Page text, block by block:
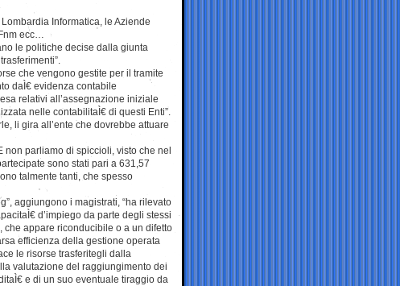
Informatica, le Aziende
ecc…
le politiche decise dalla giunta
che vengono gestite per il tramite
daÌ€ evidenza contabile
relativi all’assegnazione iniziale
nelle contabilitaÌ€ di questi Enti”.
li gira all’ente che dovrebbe attuare
parliamo di spiccioli, visto che nel
sono stati pari a 631,57
talmente tanti, che spesso
aggiungono i magistrati, “ha rilevato
d’impiego da parte degli stessi
che appare riconducibile o a un difetto
efficienza della gestione operata
le risorse trasferitegli dalla
valutazione del raggiungimento dei
e di un suo eventuale tiraggio da